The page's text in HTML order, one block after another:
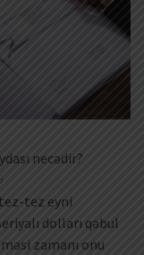
necədir?
tez eyni
dolları qəbul
zamanı onu